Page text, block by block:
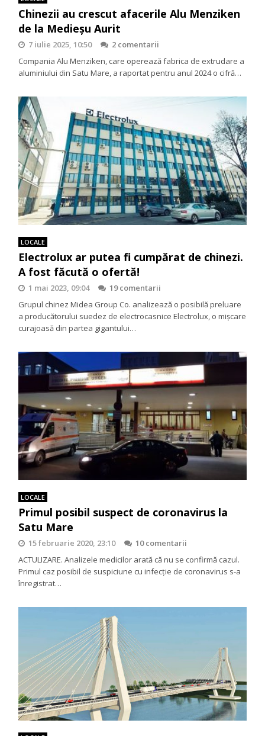
Chinezii au crescut afacerile Alu Menziken
de la Medieșu Aurit
7 iulie 2025, 10:50
2 comentarii
Compania Alu Menziken, care operează fabrica de extrudare a
aluminiului din Satu Mare, a raportat pentru anul 2024 o cifră…
LOCALE
Electrolux ar putea fi cumpărat de chinezi.
A fost făcută o ofertă!
1 mai 2023, 09:04
19 comentarii
Grupul chinez Midea Group Co. analizează o posibilă preluare
a producătorului suedez de electrocasnice Electrolux, o mişcare
curajoasă din partea gigantului…
LOCALE
Primul posibil suspect de coronavirus la
Satu Mare
15 februarie 2020, 23:10
10 comentarii
ACTULIZARE. Analizele medicilor arată că nu se confirmă cazul.
Primul caz posibil de suspiciune cu infecție de coronavirus s-a
înregistrat…